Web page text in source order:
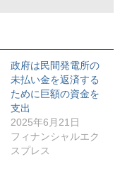
政府は民間発電所の
未払い金を返済する
ために巨額の資金を
支出
2025年6月21日
フィナンシャルエク
スプレス